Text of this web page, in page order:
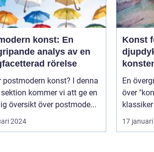
konst: En
analys av en
rörelse
konst? I denna
kommer vi att ge en
översikt över postmode...
2024
Konst
En
över "konst
17